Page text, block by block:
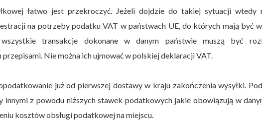
łatwo jest przekroczyć. Jeżeli dojdzie do takiej sytuacji wtedy
na potrzeby podatku VAT w państwach UE, do których mają być
transakcje dokonane w danym państwie muszą być
Nie można ich ujmować w polskiej deklaracji VAT.
już od pierwszej dostawy w kraju zakończenia wysyłki.
innymi z powodu niższych stawek podatkowych jakie obowiązują w
kosztów obsługi podatkowej na miejscu.